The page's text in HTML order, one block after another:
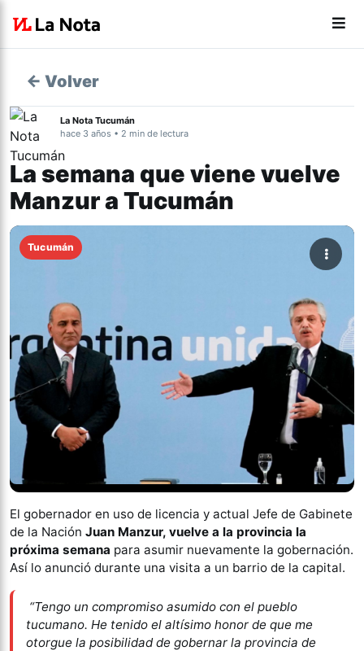
← Volver
La Nota Tucumán
hace 3 años • 2 min de lectura
La semana que viene vuelve
Manzur a Tucumán
Tucumán
El gobernador en uso de licencia y actual Jefe de Gabinete
de la Nación Juan Manzur, vuelve a la provincia la
próxima semana para asumir nuevamente la gobernación.
Así lo anunció durante una visita a un barrio de la capital.
“Tengo un compromiso asumido con el pueblo
tucumano. He tenido el altísimo honor de que me
otorgue la posibilidad de gobernar la provincia de